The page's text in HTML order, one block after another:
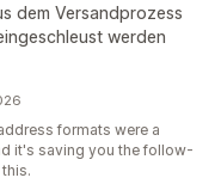
dem Versandprozess
werden
formats were a
it's saving you the follow-